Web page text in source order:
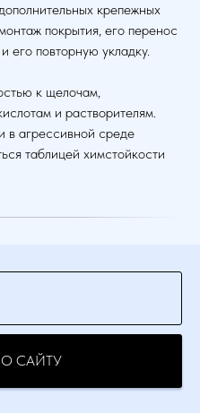
крепежных
покрытия, его перенос
его повторную укладку.
к щелочам,
и растворителям.
в агрессивной среде
таблицей химстойкости
САЙТУ